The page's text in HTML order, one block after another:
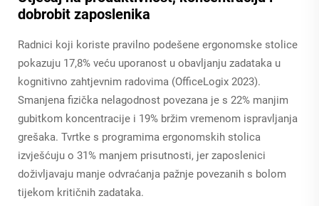
dobrobit zaposlenika
Radnici koji koriste pravilno podešene ergonomske stolice
pokazuju 17,8% veću uporanost u obavljanju zadataka u
kognitivno zahtjevnim radovima (OfficeLogix 2023).
Smanjena fizička nelagodnost povezana je s 22% manjim
gubitkom koncentracije i 19% bržim vremenom ispravljanja
grešaka. Tvrtke s programima ergonomskih stolica
izvješćuju o 31% manjem prisutnosti, jer zaposlenici
doživljavaju manje odvraćanja pažnje povezanih s bolom
tijekom kritičnih zadataka.